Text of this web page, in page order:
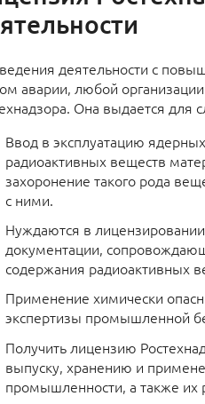
деятельности с
аварии, любой
Она выдается для
Ввод в эксплуатацию
радиоактивных веществ
захоронение такого рода
с ними.
Нуждаются в
документации,
содержания радиоактивных
Применение химически
экспертизы промышленной
Получить лицензию
выпуску, хранению и
промышленности, а также их